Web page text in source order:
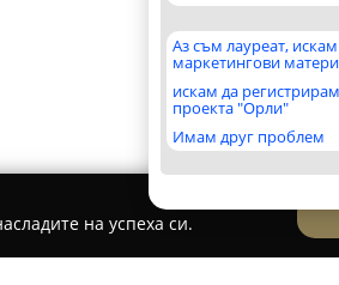
Аз съм лауреат,
маркетингови
искам да
проекта "Орли"
Имам друг проблем
на успеха си.